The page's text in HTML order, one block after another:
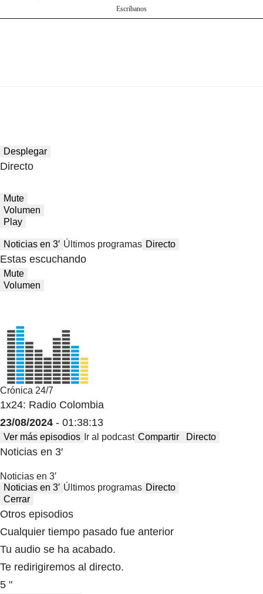
Escríbanos
Desplegar
Directo
Mute
Volumen
Play
Noticias en 3′ Últimos programas Directo
Estas escuchando
Mute
Volumen
Crónica 24/7
1x24: Radio Colombia
23/08/2024 - 01:38:13
Ver más episodios Ir al podcast Compartir Directo
Noticias en 3′
Noticias en 3′
Noticias en 3′ Últimos programas Directo
Cerrar
Otros episodios
Cualquier tiempo pasado fue anterior
Tu audio se ha acabado.
Te redirigiremos al directo.
5 "